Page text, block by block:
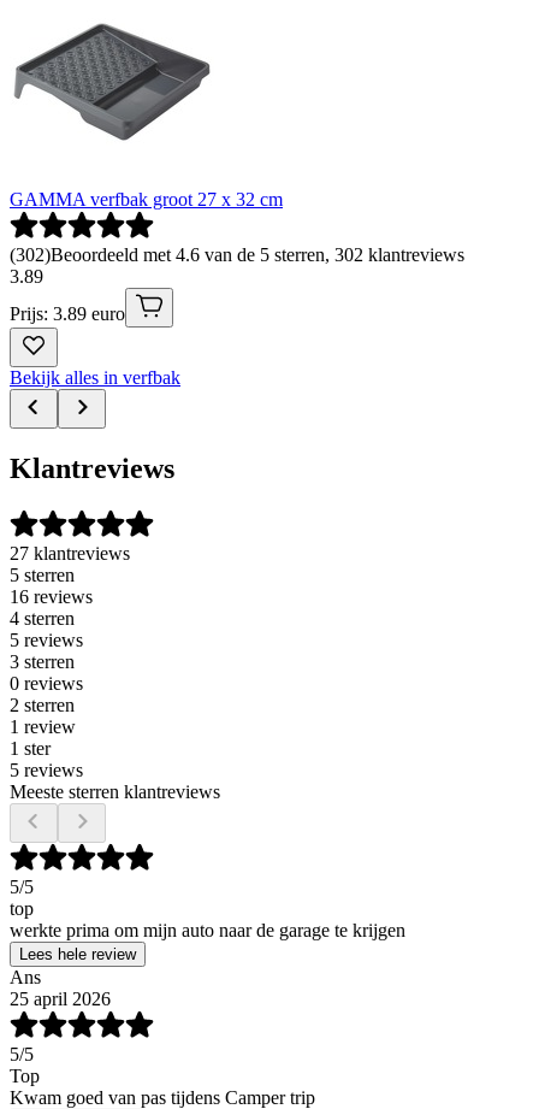
GAMMA verfbak groot 27 x 32 cm
(302)Beoordeeld met 4.6 van de 5 sterren, 302 klantreviews
3.89
Prijs: 3.89 euro
Bekijk alles in verfbak
Klantreviews
27 klantreviews
5 sterren
16 reviews
4 sterren
5 reviews
3 sterren
0 reviews
2 sterren
1 review
1 ster
5 reviews
Meeste sterren klantreviews
5/5
top
werkte prima om mijn auto naar de garage te krijgen
Lees hele review
Ans
25 april 2026
5/5
Top
Kwam goed van pas tijdens Camper trip